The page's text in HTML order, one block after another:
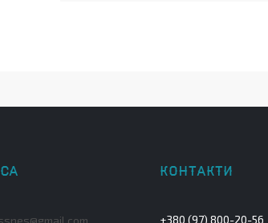
+380 (97) 800-20-56